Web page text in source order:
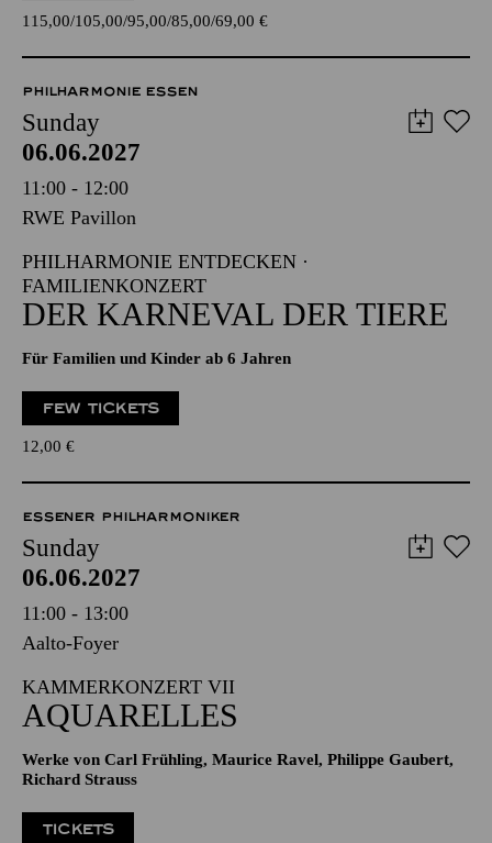
115,00 105,00 95,00 85,00 69,00 €
PHILHARMONIE ESSEN
Sunday
06.06.2027
11:00 - 12:00
RWE Pavillon
PHILHARMONIE ENTDECKEN ·
FAMILIENKONZERT
DER KARNEVAL DER TIERE
Für Familien und Kinder ab 6 Jahren
FEW TICKETS
12,00 €
ESSENER PHILHARMONIKER
Sunday
06.06.2027
11:00 - 13:00
Aalto-Foyer
KAMMERKONZERT VII
AQUARELLES
Werke von Carl Frühling, Maurice Ravel, Philippe Gaubert,
Richard Strauss
TICKETS